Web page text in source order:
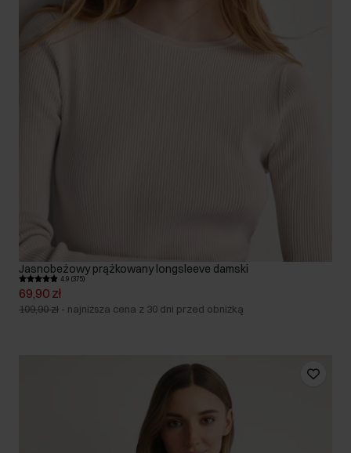
Jasnobeżowy prążkowany longsleeve damski
4.9 (375)
69,90 zł
109,90 zł - najniższa cena z 30 dni przed obniżką